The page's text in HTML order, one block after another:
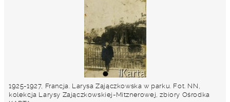
1925-1927, Francja. Larysa Zajączkowska w parku. Fot. NN,
kolekcja Larysy Zajączkowskiej-Mitznerowej, zbiory Ośrodka